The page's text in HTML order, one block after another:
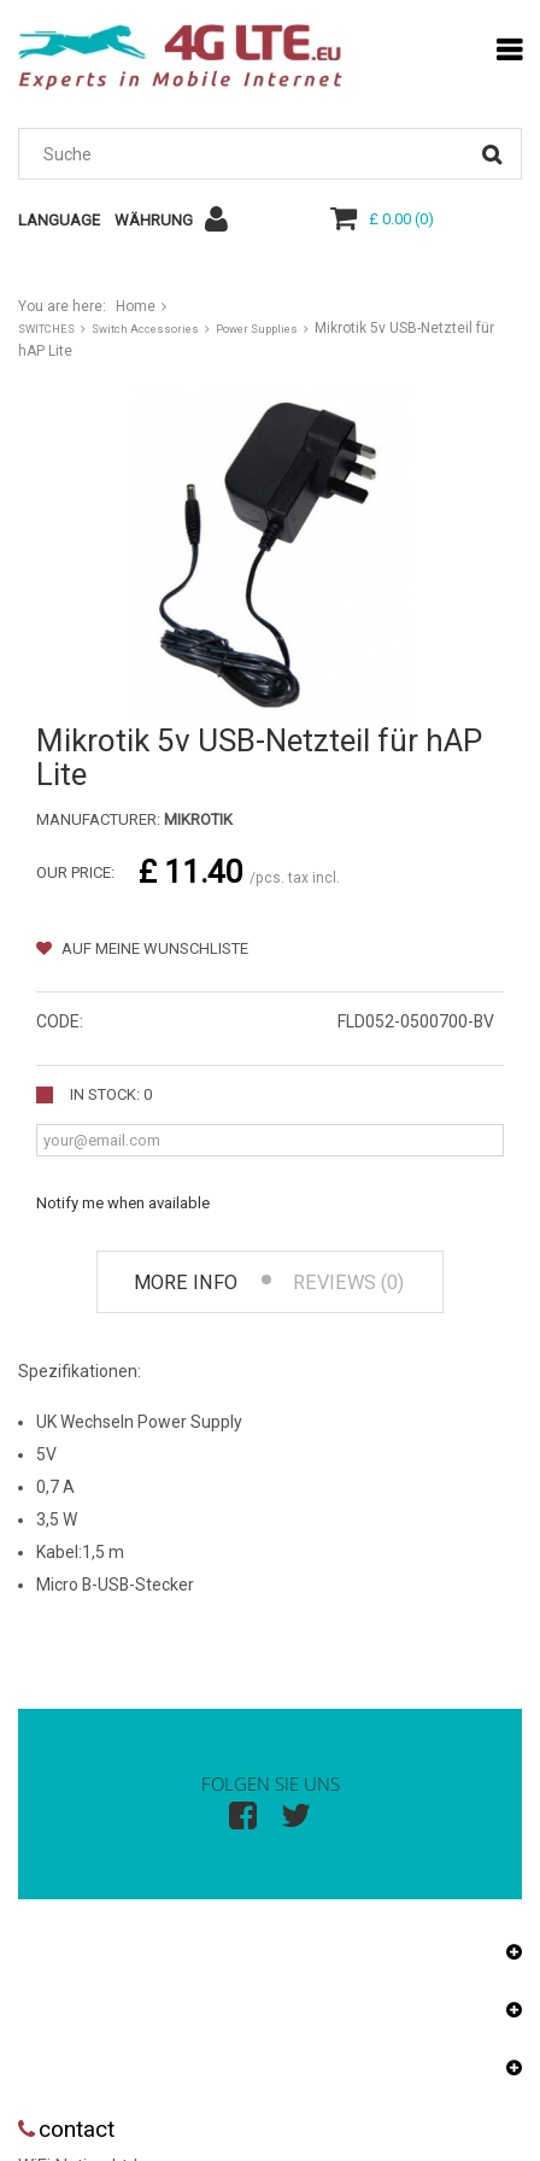
LANGUAGE WÄHRUNG £ 0.00(0)
You are here: Home
SWITCHES Switch Accessories Power Supplies
Mikrotik 5v USB-Netzteil für
hAP Lite
Mikrotik 5v USB-Netzteil für hAP
Lite
MANUFACTURER: MIKROTIK
OUR PRICE: £ 11.40 /pcs. tax incl.
AUF MEINE WUNSCHLISTE
CODE: FLD052-0500700-BV
IN STOCK: 0
Notify me when available
MORE INFO REVIEWS (0)
Spezifikationen:
UK Wechseln Power Supply
5V
0,7 A
3,5 W
Kabel:1,5 m
Micro B-USB-Stecker
FOLGEN SIE UNS
contact